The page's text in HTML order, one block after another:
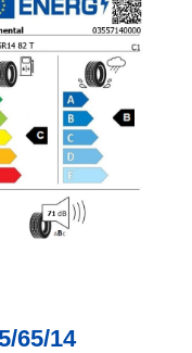
65/14